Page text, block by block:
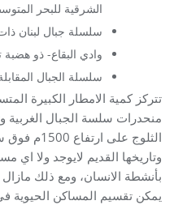
الشرقية للبحر
سلسلة جبال لبنان
وادي البقاع- ذو هضبة
سلسلة الجبال
تتركز كمية الامطار الكبيرة
منحدرات سلسة الجبال الغربية
وتاريخها القديم لايوجد ولا اي
بأنشطة الانسان، ومع ذلك
يمكن تقسيم المساكن الحيوية